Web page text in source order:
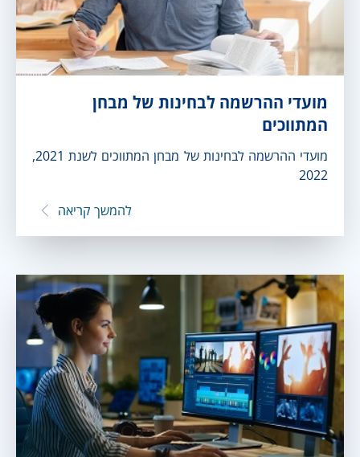
מועדי ההרשמה לבחינות של מבחן
המתווכים
מועדי ההרשמה לבחינות של מבחן המתווכים לשנת 2021,
2022
להמשך קריאה